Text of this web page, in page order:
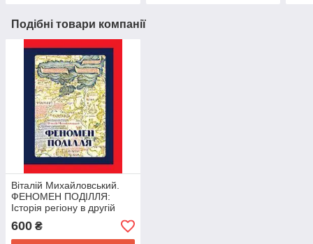
Подібні товари компанії
Віталій Михайловський.
ФЕНОМЕН ПОДІЛЛЯ:
Історія регіону в другій
половині XIV — на початку
XVI століття
600 ₴